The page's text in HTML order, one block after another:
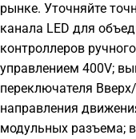
рынке. Уточняйте
канала LED для
контроллеров
управлением 400V;
переключателя
направления
модульных разъема;